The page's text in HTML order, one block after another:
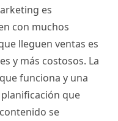
es
con muchos
lleguen ventas es
y más costosos. La
funciona y una
que
se